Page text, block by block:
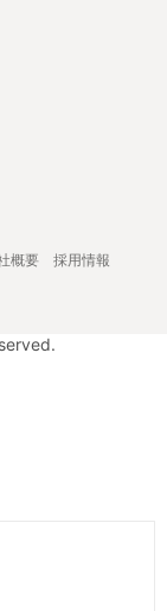
概要
採用情報